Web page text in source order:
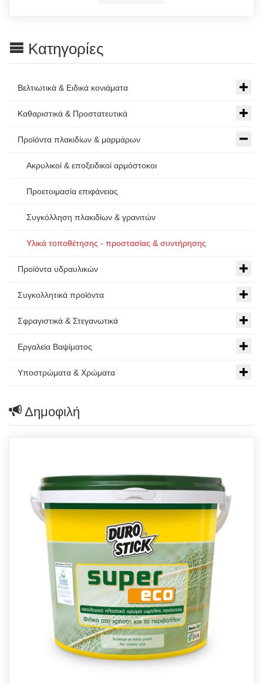
Κατηγορίες
Βελτιωτικά & Ειδικά κονιάματα
Καθαριστικά & Προστατευτικά
Προϊόντα πλακιδίων & μαρμάρων
Ακρυλικοί & εποξειδικοί αρμόστοκοι
Προετοιμασία επιφάνειας
Συγκόλληση πλακιδίων & γρανιτών
Υλικά τοποθέτησης - προστασίας & συντήρησης
Προϊόντα υδραυλικών
Συγκολλητικά προϊόντα
Σφραγιστικά & Στεγανωτικά
Εργαλεία Βαψίματος
Υποστρώματα & Χρώματα
Δημοφιλή